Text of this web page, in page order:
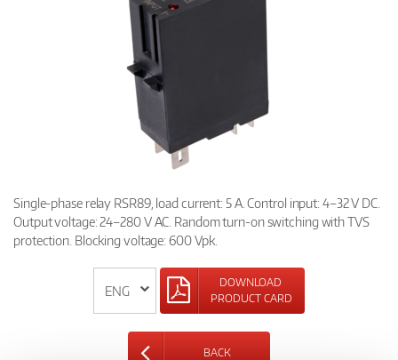
Single-phase relay RSR89, load current: 5 A. Control input: 4–32 V DC.
Output voltage: 24–280 V AC. Random turn-on switching with TVS
protection. Blocking voltage: 600 Vpk.
DOWNLOAD
PRODUCT CARD
BACK